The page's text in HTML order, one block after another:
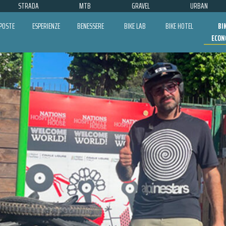
STRADA MTB GRAVEL URBAN
ESPERIENZE BENESSERE BIKE LAB BIKE HOTEL